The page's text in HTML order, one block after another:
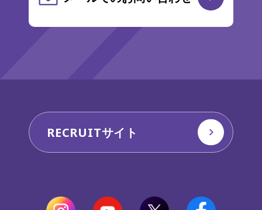
RECRUITサイト